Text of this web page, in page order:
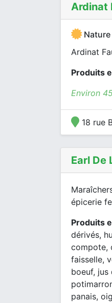
Ardinat
Nature
Ardinat
Produits
Environ
18 rue
Earl De
épicerie
Produits
dérivés,
compote,
faisselle,
boeuf,
panais,